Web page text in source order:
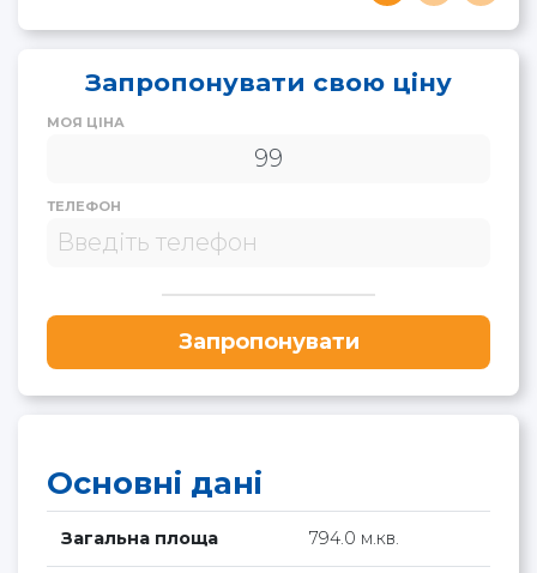
Запропонувати свою ціну
МОЯ ЦІНА
ТЕЛЕФОН
Запропонувати
Основні дані
Загальна площа 794.0 м.кв.